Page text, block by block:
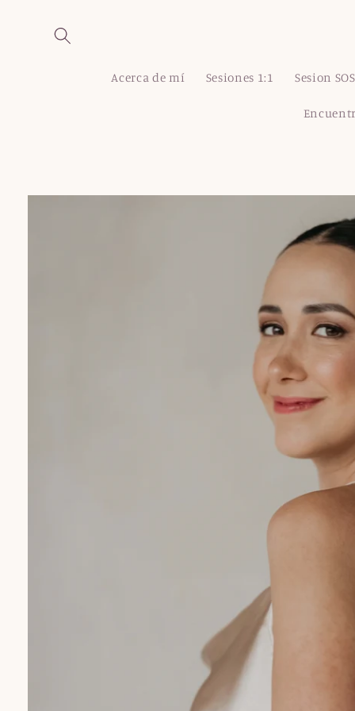
al contenido
Acerca de mí Sesiones 1:1 Sesion SOS
directamente